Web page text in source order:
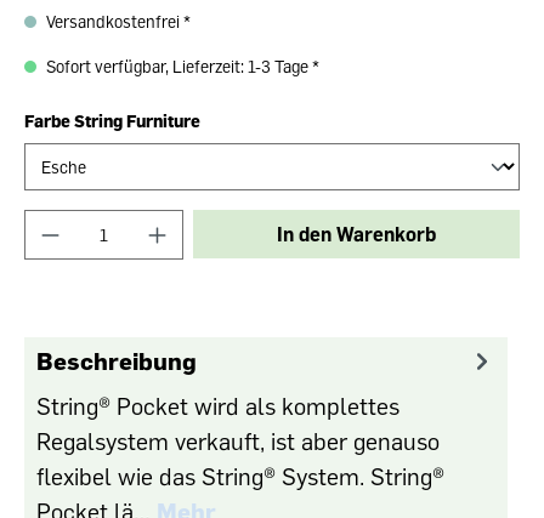
Versandkostenfrei
Sofort verfügbar, Lieferzeit: 1-3 Tage
Farbe String Furniture
In den Warenkorb
Beschreibung
String® Pocket wird als komplettes
Regalsystem verkauft, ist aber genauso
flexibel wie das String® System. String®
Pocket lä… Mehr